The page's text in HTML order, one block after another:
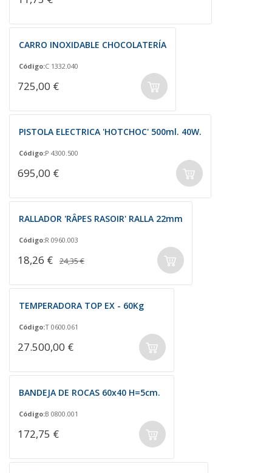
CARRO INOXIDABLE CHOCOLATERÍA
Código:C 1332.040
725,00 €
PISTOLA ELECTRICA 'HOTCHOC' 500ml. 40W.
Código:P 4300.500
695,00 €
RALLADOR 'RÂPES RASOIR' RALLA 22mm
Código:R 0960.003
18,26 € 24,35 €
TEMPERADORA TOP EX - 60Kg
Código:T 0600.061
27.500,00 €
BANDEJA DE ROCAS 60x40 H=5cm.
Código:B 0800.001
172,75 €